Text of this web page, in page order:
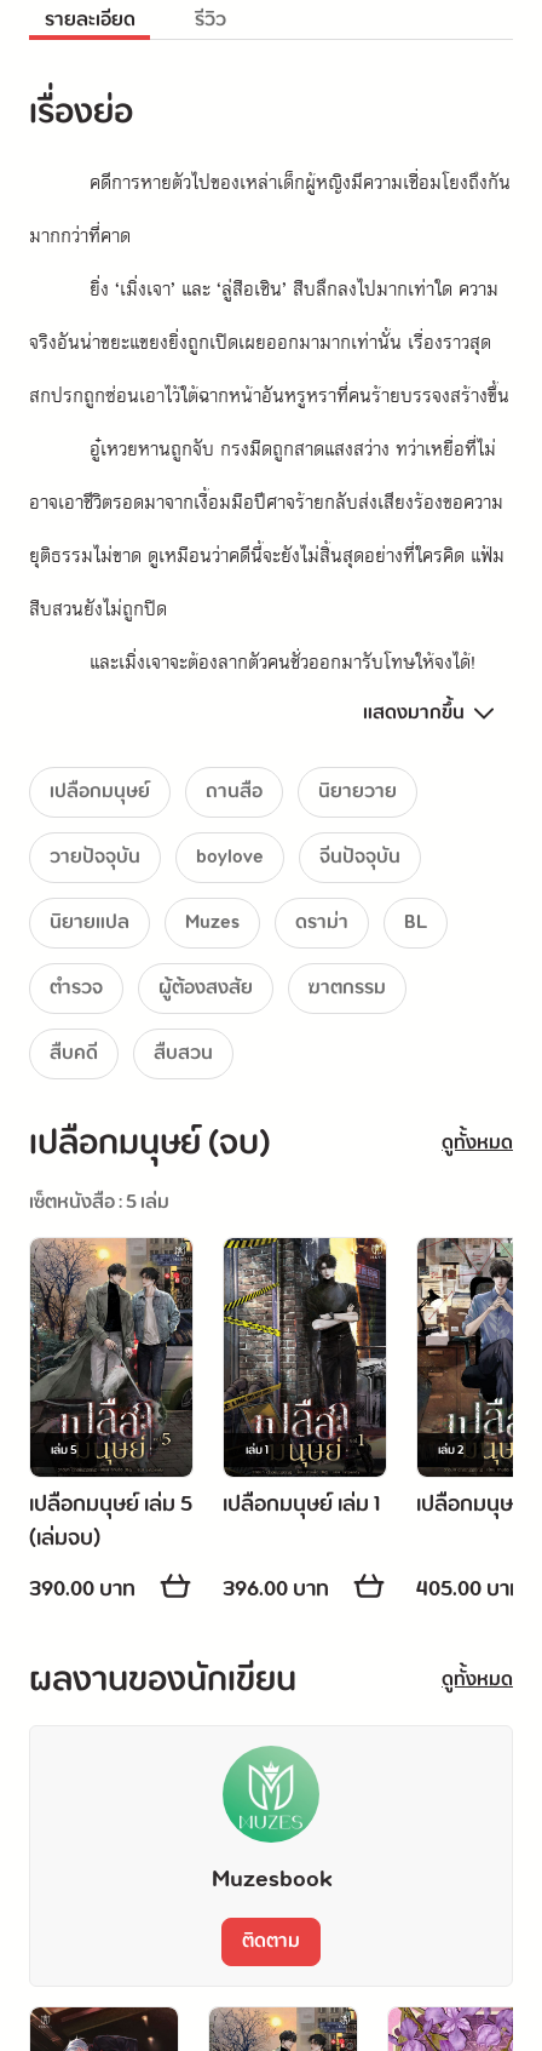
รายละเอียด รีวิว
เรื่องย่อ
คดีการหายตัวไปของเหล่าเด็กผู้หญิงมีความเชื่อมโยงถึงกัน
มากกว่าที่คาด
ยิ่ง ‘เมิ่งเจา’ และ ‘ลู่สือเชิน’ สืบลึกลงไปมากเท่าใด ความ
จริงอันน่าขยะแขยงยิ่งถูกเปิดเผยออกมามากเท่านั้น เรื่องราวสุด
สกปรกถูกซ่อนเอาไว้ใต้ฉากหน้าอันหรูหราที่คนร้ายบรรจงสร้างขึ้น
อู๋เหวยหานถูกจับ กรงมืดถูกสาดแสงสว่าง ทว่าเหยื่อที่ไม่
อาจเอาชีวิตรอดมาจากเงื้อมมือปีศาจร้ายกลับส่งเสียงร้องขอความ
ยุติธรรมไม่ขาด ดูเหมือนว่าคดีนี้จะยังไม่สิ้นสุดอย่างที่ใครคิด แฟ้ม
สืบสวนยังไม่ถูกปิด
และเมิ่งเจาจะต้องลากตัวคนชั่วออกมารับโทษให้จงได้!
content warning: ความรุนแรงในโรงเรียน, suicide, ศพ,
ความตาย, การฆาตกรรม
แสดงมากขึ้น
เปลือกมนุษย์ ถานสือ
นิยายวาย
วายปัจจุบัน
boylove
จีนปัจจุบัน
นิยายแปล
Muzes ดราม่า
BL
ตำรวจ
ผู้ต้องสงสัย
ฆาตกรรม
สืบคดี
สืบสวน
เปลือกมนุษย์ (จบ)
ดูทั้งหมด
เซ็ตหนังสือ : 5 เล่ม
เล่ม5
เปลือกมนุษย์ เล่ม 5
(เล่มจบ)
390.00 บาท
เล่ม1
เปลือกมนุษย์ เล่ม 1
396.00 บาท
เล่ม2
เปลือกมนุษย์
405.00 บาท
ผลงานของนักเขียน ดูทั้งหมด
Muzesbook
ติดตาม